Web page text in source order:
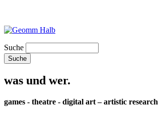
Suche
was und wer.
games - theatre - digital art – artistic research